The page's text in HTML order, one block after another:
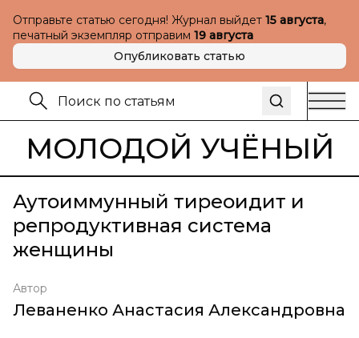
Отправьте статью сегодня! Журнал выйдет 15 августа,
печатный экземпляр отправим 19 августа
Опубликовать статью
МОЛОДОЙ УЧЁНЫЙ
Аутоиммунный тиреоидит и
репродуктивная система
женщины
Автор
Леваненко Анастасия Александровна